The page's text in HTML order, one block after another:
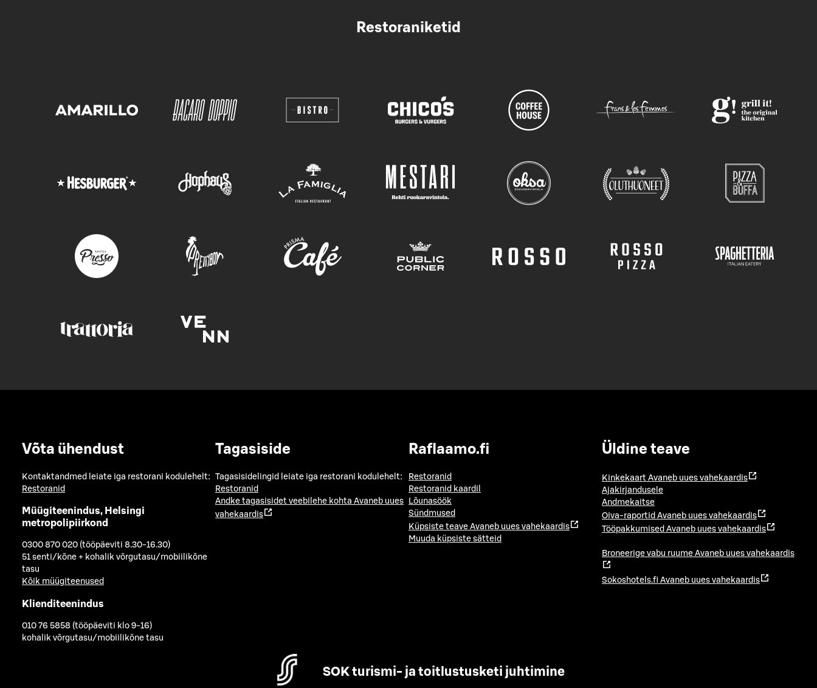
Restoraniketid
Võta ühendust
Kontaktandmed leiate iga restorani kodulehelt:
Restoranid
Müügiteenindus, Helsingi
metropolipiirkond
0300 870 020 (tööpäeviti 8.30-16.30)
51 senti/kõne + kohalik võrgutasu/mobiilikõne
tasu
Kõik müügiteenused
Klienditeenindus
010 76 5858 (tööpäeviti klo 9-16)
kohalik võrgutasu/mobiilikõne tasu
Tagasiside
Tagasisidelingid leiate iga restorani kodulehelt:
Restoranid
Andke tagasisidet veebilehe kohta Avaneb uues
vahekaardis
Raflaamo.fi
Restoranid
Restoranid kaardil
Lõunasöök
Sündmused
Küpsiste teave Avaneb uues vahekaardis
Muuda küpsiste sätteid
Üldine teave
Kinkekaart Avaneb uues vahekaardis
Ajakirjandusele
Andmekaitse
Oiva-raportid Avaneb uues vahekaardis
Tööpakkumised Avaneb uues vahekaardis
Broneerige vabu ruume Avaneb uues vahekaardis
Sokoshotels.fi Avaneb uues vahekaardis
SOK turismi- ja toitlustusketi juhtimine